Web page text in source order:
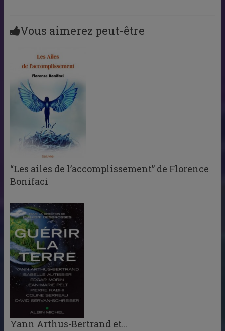
Vous aimerez peut-être
“Les ailes de l’accomplissement” de Florence
Bonifaci
Yann Arthus-Bertrand et…